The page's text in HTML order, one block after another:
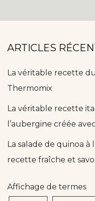
ARTICLES
La véritable recette
Thermomix
La véritable recette
l’aubergine créée
La salade de quinoa
recette fraîche et
Affichage de termes